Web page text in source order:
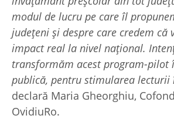
modul de lucru pe care îl
județeni și despre care credem că
impact real la nivel național.
transformăm acest program-pilot
publică, pentru stimularea lecturii
declară Maria Gheorghiu,
OvidiuRo.